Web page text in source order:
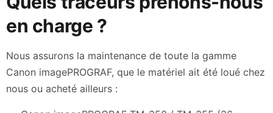
en charge ?
Nous assurons la maintenance de toute la gamme
Canon imagePROGRAF, que le matériel ait été loué chez
nous ou acheté ailleurs :